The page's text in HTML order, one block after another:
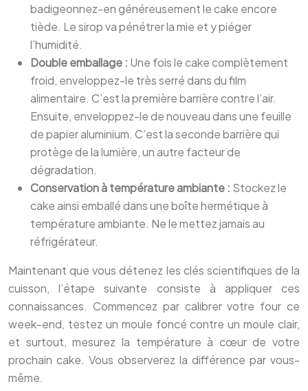
badigeonnez-en généreusement le cake encore
tiède. Le sirop va pénétrer la mie et y piéger
l’humidité.
Double emballage : Une fois le cake complètement
froid, enveloppez-le très serré dans du film
alimentaire. C’est la première barrière contre l’air.
Ensuite, enveloppez-le de nouveau dans une feuille
de papier aluminium. C’est la seconde barrière qui
protège de la lumière, un autre facteur de
dégradation.
Conservation à température ambiante : Stockez le
cake ainsi emballé dans une boîte hermétique à
température ambiante. Ne le mettez jamais au
réfrigérateur.
Maintenant que vous détenez les clés scientifiques de la
cuisson, l’étape suivante consiste à appliquer ces
connaissances. Commencez par calibrer votre four ce
week-end, testez un moule foncé contre un moule clair,
et surtout, mesurez la température à cœur de votre
prochain cake. Vous observerez la différence par vous-
même.